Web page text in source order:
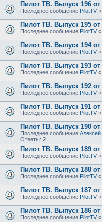
Пилот ТВ. Выпуск 196 от
Последнее сообщение PilotTV «
Пилот ТВ. Выпуск 195 от
Последнее сообщение PilotTV «
Пилот ТВ. Выпуск 194 от
Последнее сообщение PilotTV «
Пилот ТВ. Выпуск 193 от
Последнее сообщение PilotTV «
Пилот ТВ. Выпуск 192 от
Последнее сообщение PilotTV «
Пилот ТВ. Выпуск 191 от
Последнее сообщение PilotTV «
Пилот ТВ. Выпуск 190 от
Последнее сообщение Алексей
Ответы: 2
Пилот ТВ. Выпуск 189 от
Последнее сообщение PilotTV «
Пилот ТВ. Выпуск 188 от
Последнее сообщение PilotTV «
Пилот ТВ. Выпуск 187 от
Последнее сообщение PilotTV «
Пилот ТВ. Выпуск 186 от
Последнее сообщение PilotTV «